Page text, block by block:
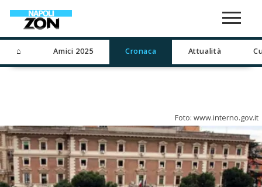
⌂ Amici 2025 Cronaca Attualità
Foto: www.interno.gov.it